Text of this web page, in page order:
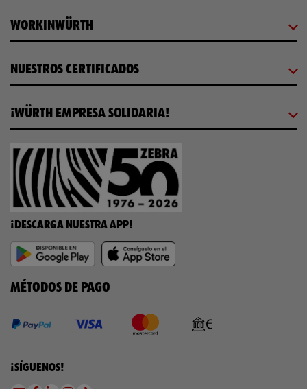
WORKINWÜRTH
NUESTROS CERTIFICADOS
¡WÜRTH EMPRESA SOLIDARIA!
¡DESCARGA NUESTRA APP!
MÉTODOS DE PAGO
¡SÍGUENOS!